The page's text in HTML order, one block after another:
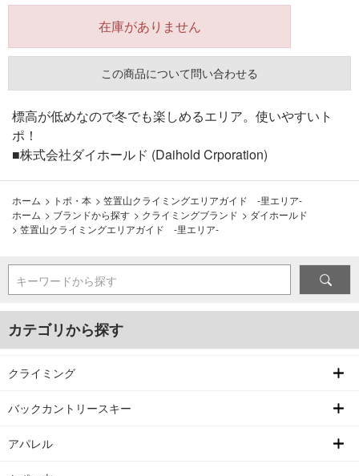
在庫がありません
この商品について問い合わせる
標高が低めなので冬でも楽しめるエリア。使いやすいト
ポ！
■株式会社ダイホールド (Daihold Crporation)
ホーム > トポ・本 > 笠置山クライミングエリアガイド -里エリア-
ホーム > ブランドから探す > クライミングブランド > ダイホールド
> 笠置山クライミングエリアガイド -里エリア-
キーワードから探す
カテゴリから探す
クライミング
バックカントリースキー
アパレル